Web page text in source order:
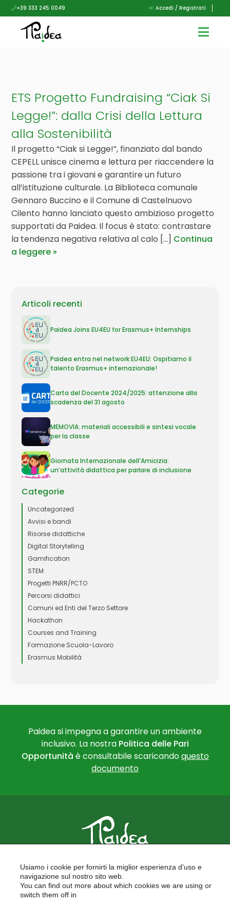
+39 333 245 0049 Accedi / Registrati
ETS Progetto Fundraising “Ciak Si
Legge!”: dalla Crisi della Lettura
alla Sostenibilità
Il progetto “Ciak si Legge!”, finanziato dal bando
CEPELL unisce cinema e lettura per riaccendere la
passione tra i giovani e garantire un futuro
all’istituzione culturale. La Biblioteca comunale
Gennaro Buccino e il Comune di Castelnuovo
Cilento hanno lanciato questo ambizioso progetto
supportati da Paidea. Il focus è stato: contrastare
la tendenza negativa relativa al calo [...] Continua
a leggere
Articoli recenti
Paidea Joins EU4EU for Erasmus+ Internships
Paidea entra nel network EU4EU: Ospitiamo il
talento Erasmus+ internazionale!
Carta del Docente 2024/2025: attenzione alla
scadenza del 31 agosto
MEMOVIA: materiali accessibili e sintesi vocale
per la classe
Giornata Internazionale dell’Amicizia:
un’attività didattica per parlare di inclusione
Categorie
Uncategorized
Avvisi e bandi
Risorse didattiche
Digital Storytelling
Gamification
STEM
Progetti PNRR/PCTO
Percorsi didattici
Comuni ed Enti del Terzo Settore
Hackathon
Courses and Training
Formazione Scuola-Lavoro
Erasmus Mobilità
Paidea si impegna a garantire un ambiente
inclusivo. La nostra Politica delle Pari
Opportunità è consultabile scaricandoquesto
documento
FORMAZIONE PER LE SCUOLE
FORMAZIONE PROFESSIONALE
PROGETTI EUROPEI
Usiamo i cookie per fornirti la miglior esperienza d'uso e
navigazione sul nostro sito web.
You can find out more about which cookies we are using or
switch them off in